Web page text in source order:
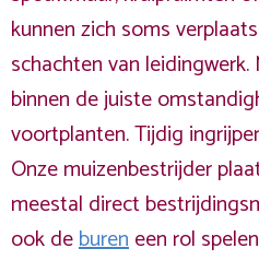
kunnen zich soms
schachten van leidingwerk.
binnen de juiste
voortplanten. Tijdig
Onze muizenbestrijder
meestal direct
ook debureneen rol